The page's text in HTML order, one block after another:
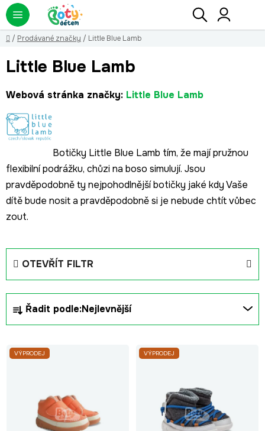
Přejít
na
obsah
Hledat
Domů
/ Prodávané značky / Little Blue Lamb
Little Blue Lamb
Webová stránka značky: Little Blue Lamb
Botičky Little Blue Lamb tím, že mají pružnou
flexibilní podrážku, chůzi na boso simulují. Jsou
pravděpodobně ty nejpohodlnější botičky jaké kdy Vaše
dítě bude nosit a pravděpodobně si je nebude chtít vůbec
zout.
OTEVŘÍT FILTR
a
z
e
n
Řadit podle:Nejlevnější
V
ýVÝPRODEJ VÝPRODEJ